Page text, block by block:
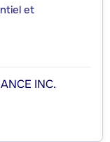
et
INC.